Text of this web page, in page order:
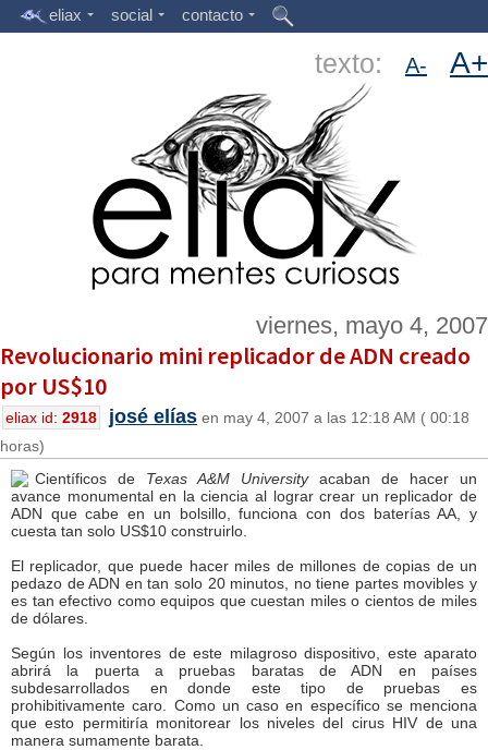
eliax social contacto
texto: A- A+
viernes, mayo 4, 2007
Revolucionario mini replicador de ADN creado
por US$10
eliax id: 2918 josé elías en may 4, 2007 a las 12:18 AM ( 00:18
horas)
Científicos de Texas A&M Universityacaban de hacer un
avance monumental en la ciencia al lograr crear un replicador de
ADN que cabe en un bolsillo, funciona con dos baterías AA, y
cuesta tan solo US$10 construirlo.
El replicador, que puede hacer miles de millones de copias de un
pedazo de ADN en tan solo 20 minutos, no tiene partes movibles y
es tan efectivo como equipos que cuestan miles o cientos de miles
de dólares.
Según los inventores de este milagroso dispositivo, este aparato
abrirá la puerta a pruebas baratas de ADN en países
subdesarrollados en donde este tipo de pruebas es
prohibitivamente caro. Como un caso en específico se menciona
que esto permitiría monitorear los niveles del cirus HIV de una
manera sumamente barata.